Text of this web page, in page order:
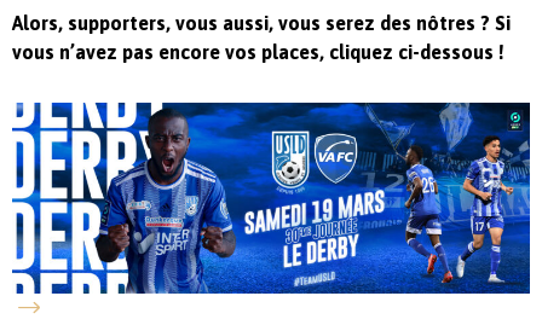
Alors, supporters, vous aussi, vous serez des nôtres ? Si
vous n’avez pas encore vos places, cliquez ci-dessous !